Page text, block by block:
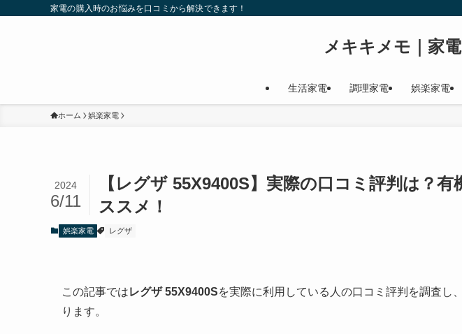
家電の購入時のお悩みを口コミから解決できます！
メキキメモ｜家
生活家電 調理家電 娯楽家電
ホーム 娯楽家電
【レグザ 55X9400S】実際の口コミ評判は？
ススメ！
2024
6/11
娯楽家電 レグザ
この記事ではレグザ 55X9400Sを実際に利用している人の口コミ評判を調査し
ります。